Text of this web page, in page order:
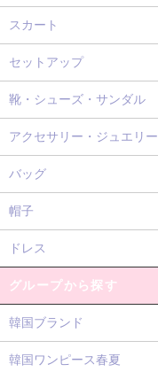
スカート
セットアップ
靴・シューズ・サンダル
アクセサリー・ジュエリー
バッグ
帽子
ドレス
グループから探す
韓国ブランド
韓国ワンピース春夏